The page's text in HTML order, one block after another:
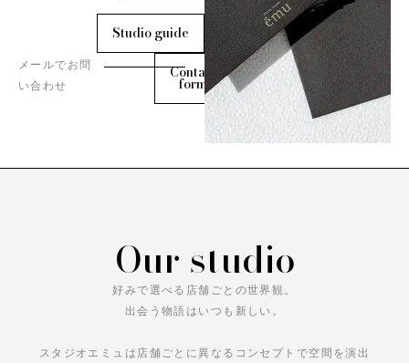
Studio guide
メールでお問
い合わせ
Contact
form
Our studio
好みで選べる店舗ごとの世界観。
出会う物語はいつも新しい。
スタジオエミュは店舗ごとに異なるコンセプトで空間を演出